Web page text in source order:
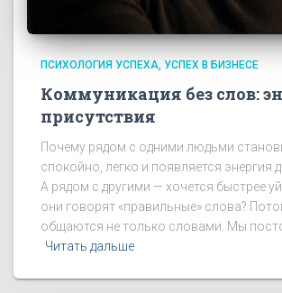
ПСИХОЛОГИЯ УСПЕХА УСПЕХ В БИЗНЕСЕ
Коммуникация без слов:
присутствия
Почему рядом с одними людьми
спокойно, легко и появляется энергия
А рядом с другими — хочется быстрее
они говорят «правильные» слова?
общаются не только словами. Мы
Читать дальше